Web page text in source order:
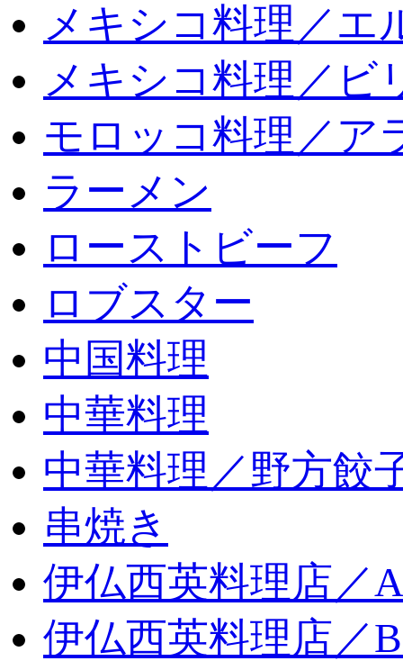
メキシコ料理／エ
メキシコ料理／ビ
モロッコ料理／ア
ラーメン
ローストビーフ
ロブスター
中国料理
中華料理
中華料理／野方餃
串焼き
伊仏西英料理店／
伊仏西英料理店／